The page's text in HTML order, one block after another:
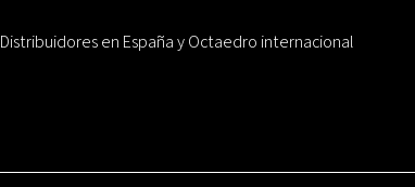
Distribuidores en España y Octaedro internacional